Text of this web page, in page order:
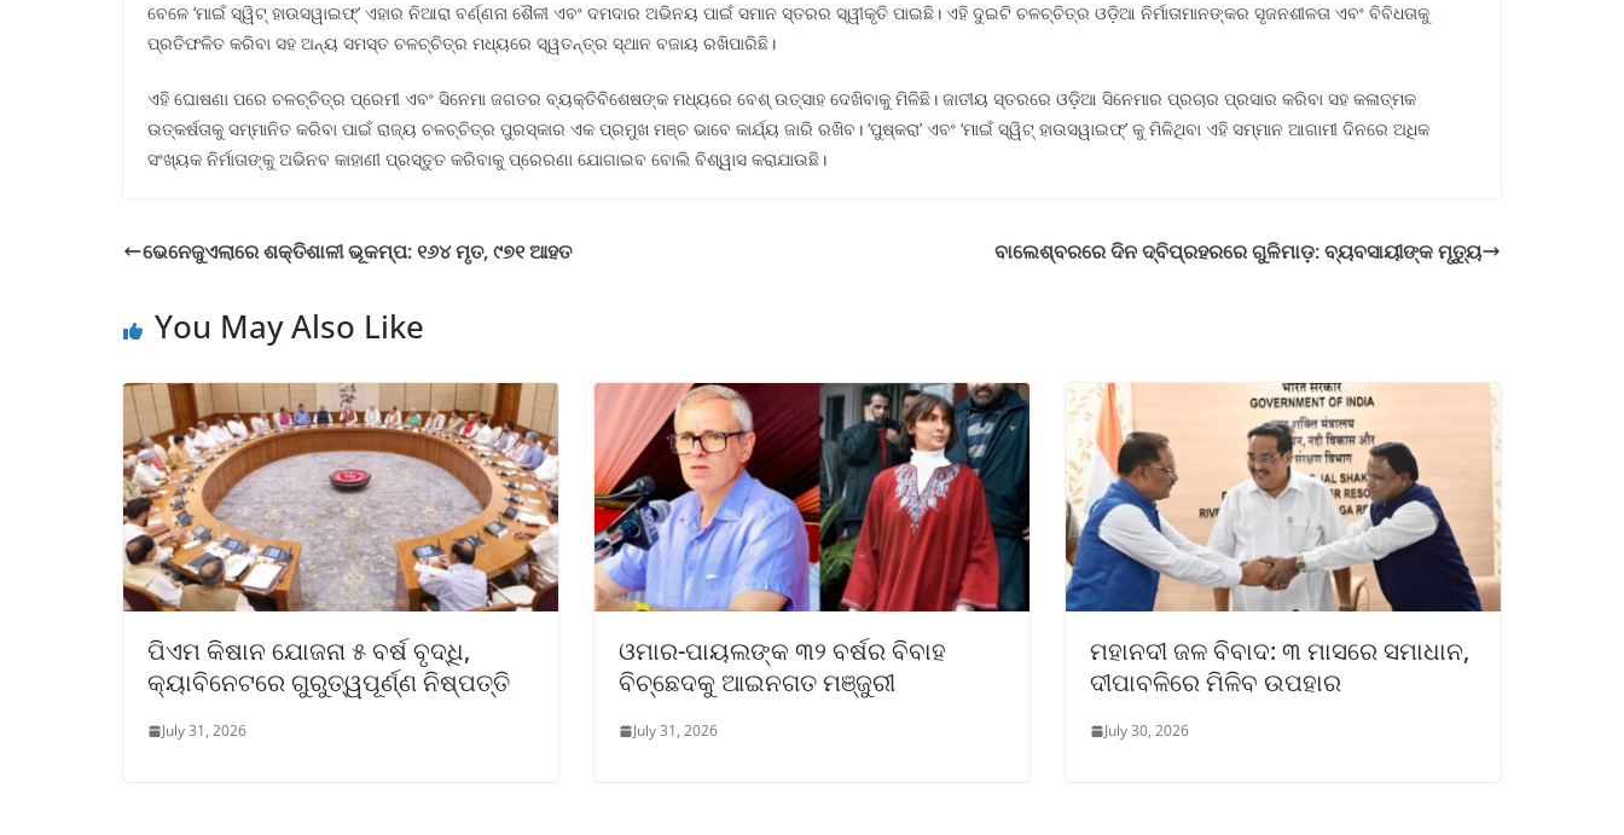
ବେଳେ ‘ମାଇଁ ସ୍ୱିଟ୍ ହାଉସୱାଇଫ୍’ ଏହାର ନିଆରା ବର୍ଣ୍ଣନା ଶୈଳୀ ଏବଂ ଦମଦାର ଅଭିନୟ ପାଇଁ ସମାନ ସ୍ତରର ସ୍ୱୀକୃତି ପାଇଛି। ଏହି ଦୁଇଟି ଚଳଚ୍ଚିତ୍ର ଓଡ଼ିଆ ନିର୍ମାତାମାନଙ୍କର ସୃଜନଶୀଳତା ଏବଂ ବିବିଧତାକୁ
ପ୍ରତିଫଳିତ କରିବା ସହ ଅନ୍ୟ ସମସ୍ତ ଚଳଚ୍ଚିତ୍ର ମଧ୍ୟରେ ସ୍ୱତନ୍ତ୍ର ସ୍ଥାନ ବଜାୟ ରଖିପାରିଛି।
ଏହି ଘୋଷଣା ପରେ ଚଳଚ୍ଚିତ୍ର ପ୍ରେମୀ ଏବଂ ସିନେମା ଜଗତର ବ୍ୟକ୍ତିବିଶେଷଙ୍କ ମଧ୍ୟରେ ବେଶ୍ ଉତ୍ସାହ ଦେଖିବାକୁ ମିଳିଛି। ଜାତୀୟ ସ୍ତରରେ ଓଡ଼ିଆ ସିନେମାର ପ୍ରଚାର ପ୍ରସାର କରିବା ସହ କଳାତ୍ମକ
ଉତ୍କର୍ଷତାକୁ ସମ୍ମାନିତ କରିବା ପାଇଁ ରାଜ୍ୟ ଚଳଚ୍ଚିତ୍ର ପୁରସ୍କାର ଏକ ପ୍ରମୁଖ ମଞ୍ଚ ଭାବେ କାର୍ଯ୍ୟ ଜାରି ରଖିବ। ‘ପୁଷ୍କରା’ ଏବଂ ‘ମାଇଁ ସ୍ୱିଟ୍ ହାଉସୱାଇଫ୍’ କୁ ମିଳିଥିବା ଏହି ସମ୍ମାନ ଆଗାମୀ ଦିନରେ ଅଧିକ
ସଂଖ୍ୟକ ନିର୍ମାତାଙ୍କୁ ଅଭିନବ କାହାଣୀ ପ୍ରସ୍ତୁତ କରିବାକୁ ପ୍ରେରଣା ଯୋଗାଇବ ବୋଲି ବିଶ୍ୱାସ କରାଯାଉଛି।
ଭେନେଜୁଏଲାରେ ଶକ୍ତିଶାଳୀ ଭୂକମ୍ପ: ୧୬୪ ମୃତ, ୯୭୧ ଆହତ ବାଲେଶ୍ବରରେ ଦିନ ଦ୍ବିପ୍ରହରରେ ଗୁଳିମାଡ଼: ବ୍ୟବସାୟୀଙ୍କ ମୃତ୍ୟୁ
You May Also Like
ପିଏମ କିଷାନ ଯୋଜନା ୫ ବର୍ଷ ବୃଦ୍ଧି,
କ୍ୟାବିନେଟରେ ଗୁରୁତ୍ୱପୂର୍ଣ୍ଣ ନିଷ୍ପତ୍ତି
July 31, 2026
ଓମାର-ପାୟଲଙ୍କ ୩୨ ବର୍ଷର ବିବାହ
ବିଚ୍ଛେଦକୁ ଆଇନଗତ ମଞ୍ଜୁରୀ
July 31, 2026
ମହାନଦୀ ଜଳ ବିବାଦ: ୩ ମାସରେ ସମାଧାନ,
ଦୀପାବଳିରେ ମିଳିବ ଉପହାର
July 30, 2026